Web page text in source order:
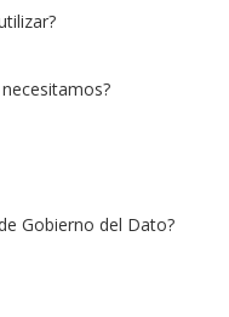
Gobierno del Dato?